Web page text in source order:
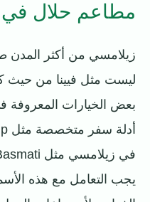
مطاعم حلال
زيلامسي من أكثر المدن
ليست مثل فيينا من حيث
بعض الخيارات المعروفة
يجب التعامل مع هذه